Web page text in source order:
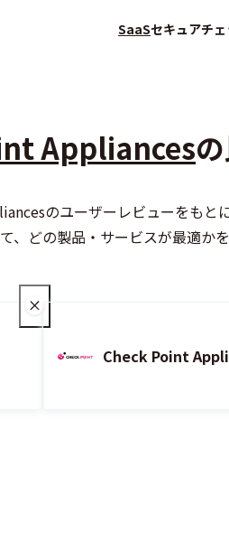
SaaSセキュアチェ
Appliances
のユーザーレビューをもと
どの製品・サービスが最適か
Check Point
会員登録（無料）